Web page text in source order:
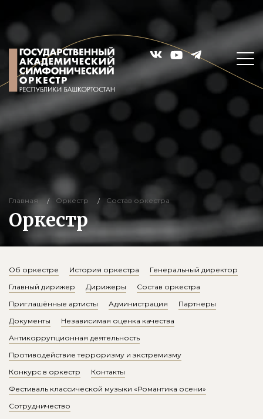
Главная Оркестр Состав оркестра
Оркестр
Об оркестре История оркестра
Генеральный директор
Главный дирижер
Дирижеры
Состав оркестра
Приглашённые артисты
Администрация
Партнеры
Документы
Независимая оценка качества
Антикоррупционная деятельность
Противодействие терроризму и экстремизму
Конкурс в оркестр
Контакты
Фестиваль классической музыки «Романтика осени»
Сотрудничество